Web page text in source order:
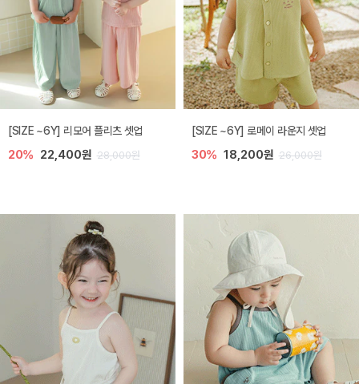
[SIZE ~6Y] 리모어 플리츠 셋업
20% 22,400원 28,000원
[SIZE ~6Y] 로메이 라운지 셋업
30% 18,200원 26,000원